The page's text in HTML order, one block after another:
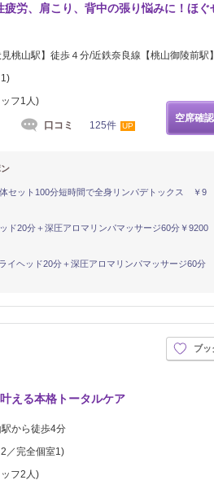
労、肩こり、背中の張り悩みに！ほぐ
桃山駅】徒歩４分/近鉄奈良線【桃山御陵前駅
フ1人)
口コミ 125件 UP
空席確
体セット100分短時間で全身リンパデトックス ￥9
ド20分＋深圧アロマリンパマッサージ60分￥9200
イヘッド20分＋深圧アロマリンパマッサージ60分
ブッ
える本格トータルケア
から徒歩4分
／完全個室1)
フ2人)